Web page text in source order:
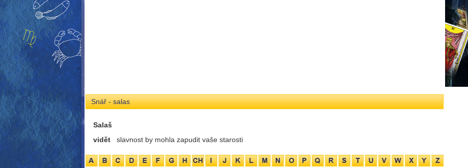
Snář - salas
Salaš
vidět
slavnost by mohla zapudit vaše starosti